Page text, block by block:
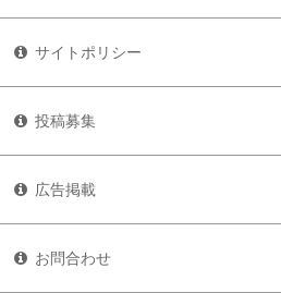
サイトポリシー
投稿募集
広告掲載
お問合わせ